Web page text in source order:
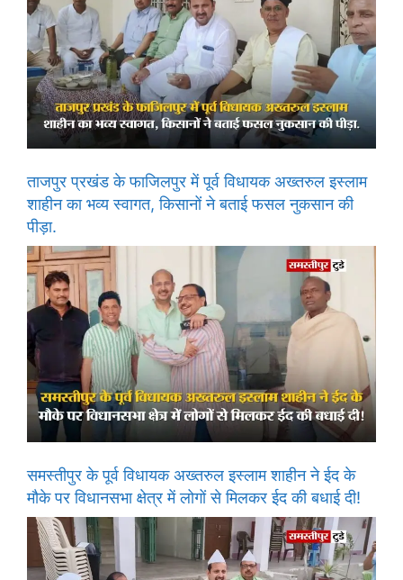
ताजपुर प्रखंड के फाजिलपुर में पूर्व विधायक अख्तरुल इस्लाम
शाहीन का भव्य स्वागत, किसानों ने बताई फसल नुकसान की
पीड़ा.
समस्तीपुर के पूर्व विधायक अख्तरुल इस्लाम शाहीन ने ईद के
मौके पर विधानसभा क्षेत्र में लोगों से मिलकर ईद की बधाई दी!